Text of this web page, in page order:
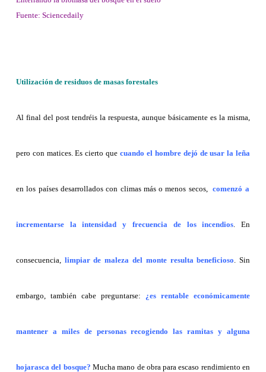
Fuente: Sciencedaily
Utilización de residuos de masas forestales
Al final del post tendréis la respuesta, aunque básicamente es la misma,
pero con matices. Es cierto quecuando el hombre dejó de usar la leña
en los países desarrollados con climas más o menos secos, comenzó a
incrementarse la intensidad y frecuencia de los incendios . En
consecuencia, limpiar de maleza del monte resulta beneficioso . Sin
embargo, también cabe preguntarse: ¿es rentable económicamente
mantener a miles de personas recogiendo las ramitas y alguna
hojarasca del bosque? Mucha mano de obra para escaso rendimiento en